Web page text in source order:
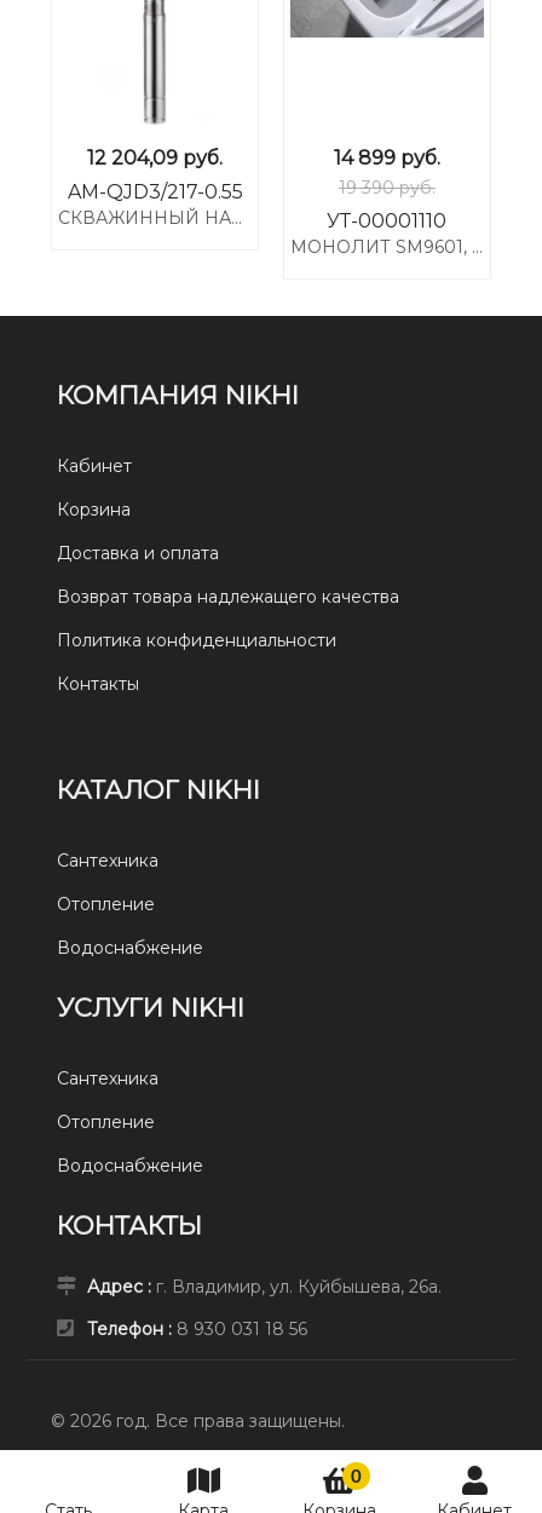
0
8 930 031 18 56 СТАТЬ
12 204,09 руб.
AM-QJD3/217-0.55
СКВАЖИННЫЙ НАСОС, 3", 70М ПОГРУЖ. 60М НАПОР, 60Л/М, 550ВТ
14 899 руб.
19 390 руб.
УТ-00001110
МОНОЛИТ SM9601, ТОНКОЕ СИДЕНЬЕ ДП (С ГОФРОЙ И ПОДВОДКОЙ) | EVA GOLD
КОМПАНИЯ NIKHI
Кабинет
Корзина
Доставка и оплата
Возврат товара надлежащего качества
Политика конфиденциальности
Контакты
КАТАЛОГ NIKHI
Сантехника
Отопление
Водоснабжение
УСЛУГИ NIKHI
Сантехника
Отопление
Водоснабжение
КОНТАКТЫ
Адрес : г. Владимир, ул. Куйбышева, 26а.
Телефон : 8 930 031 18 56
© 2026 год. Все права защищены.